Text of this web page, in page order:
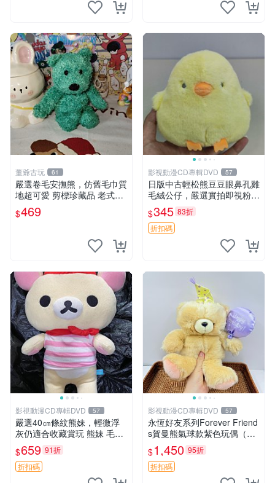
董爺古玩 61
嚴選卷毛安撫熊，仿舊毛巾質
地超可愛 剪標珍藏品 老式毛
巾質地 安撫熊 款式
$469
影視動漫CD專輯DVD 57
日版中古輕松熊豆豆眼鼻孔雞
毛絨公仔，嚴選實拍即視粉絲
必買 公仔紙箱氣泡膜精心包
裝快速發貨 輕松熊 公仔 雞毛
絨
$345 83折
折扣碼
影視動漫CD專輯DVD 57
嚴選40㎝條紋熊妹，輕微浮
灰仍適合收藏賞玩 熊妹 毛絨
玩具 浮雕熊
$659 91折
折扣碼
影視動漫CD專輯DVD 57
永恆好友系列Forever Friend
s賀曼熊氣球款紫色玩偶（鼻
子稍有磨損） 中古玩具 氣球
熊 玩偶
$1,450 95折
折扣碼